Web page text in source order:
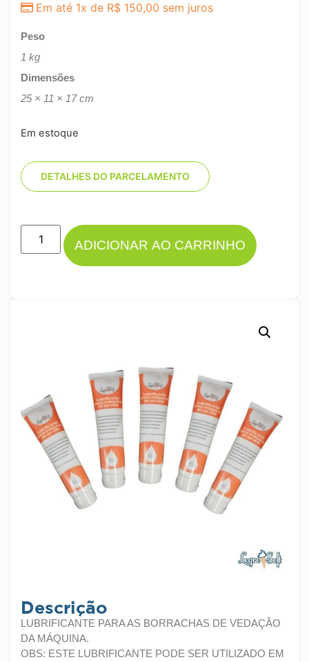
Descrição
LUBRIFICANTE PARA AS BORRACHAS DE VEDAÇÃO
DA MÁQUINA.
OBS: ESTE LUBRIFICANTE PODE SER UTILIZADO EM
Em até 1x de R$ 150,00 sem juros
Peso
1 kg
Dimensões
25 × 11 × 17 cm
Em estoque
DETALHES DO PARCELAMENTO
ADICIONAR AO CARRINHO